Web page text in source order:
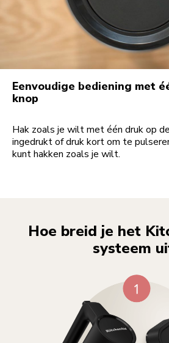
Eenvoudige bediening met
knop
Hak zoals je wilt met één druk op
ingedrukt of druk kort om te
kunt hakken zoals je wilt.
Hoe breid je het
systeem